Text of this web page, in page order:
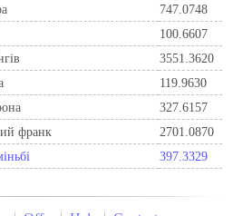
747.0748
100.6607
3551.3620
119.9630
327.6157
франк
2701.0870
397.3329